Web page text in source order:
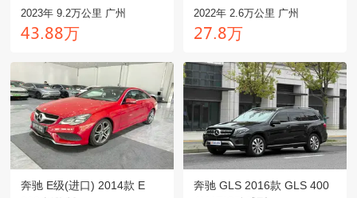
2023年 9.2万公里 广州
鸺閏.驋驋万
奔驰 E级(进口) 2014款 E
2022年 2.6万公里 广州
龥齤.驋万
奔驰 GLS 2016款 GLS 400